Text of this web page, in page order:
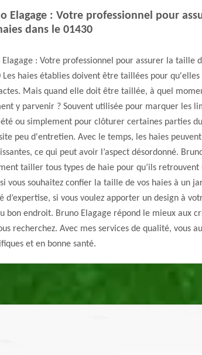
Elagage : Votre professionnel pour
dans le 01430
Elagage : Votre professionnel pour assurer la taille
Les haies établies doivent être taillées pour qu'elles
Mais quand elle doit être taillée, à quel
y parvenir ? Souvent utilisée pour marquer les
ou simplement pour clôturer certaines parties
peu d'entretien. Avec le temps, les haies
ce qui peut avoir l’aspect désordonné.
tailler tous types de haie pour qu’ils retrouvent
vous souhaitez confier la taille de vos haies à un
d’expertise, si vous voulez apporter un design à
bon endroit. Bruno Elagage répond le mieux aux
recherchez. Avec mes services de qualité, vous
et en bonne santé.